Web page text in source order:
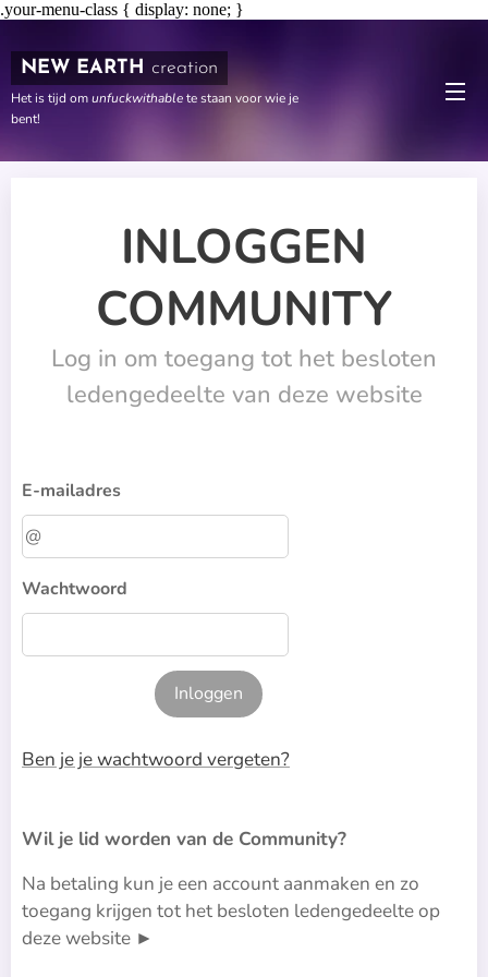
.your-menu-class { display: none; }
NEW EARTH creation
Het is tijd omunfuckwithablete staan voor wie je
bent!
INLOGGEN
COMMUNITY
Log in om toegang tot het besloten
ledengedeelte van deze website
E-mailadres
Wachtwoord
Inloggen
Ben je je wachtwoord vergeten?
Wil je lid worden van de Community?
Na betaling kun je een account aanmaken en zo
toegang krijgen tot het besloten ledengedeelte op
deze website ►